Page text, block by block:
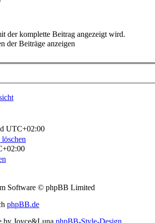
der komplette Beitrag angezeigt wird.
der Beiträge anzeigen
UTC+02:00
Software © phpBB Limited
phpBB.de
by Joyce&Luna phpBB-Style-Design